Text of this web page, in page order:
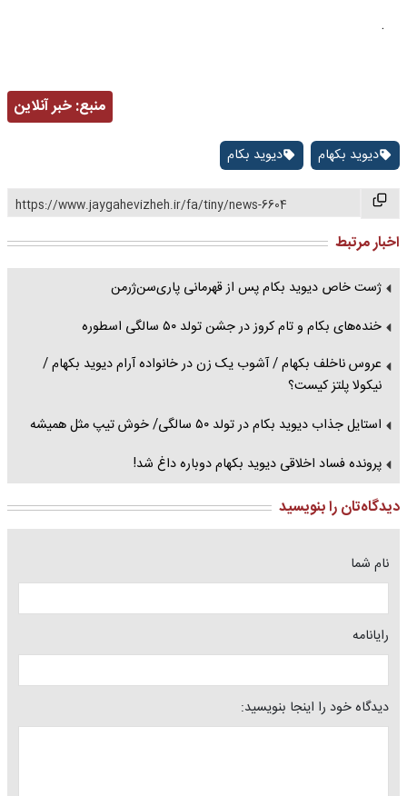
.
منبع:خبر آنلاین
دیوید بکهام دیوید بکام
https://www.jaygahevizheh.ir/fa/tiny/news-6604
اخبار مرتبط
ژست خاص دیوید بکام پس از قهرمانی پاری‌سن‌ژرمن
خنده‌های بکام و تام کروز در جشن تولد ۵۰ سالگی اسطوره
عروس ناخلف بکهام / آشوب یک زن در خانواده آرام دیوید بکهام /
نیکولا پلتز کیست؟
استایل جذاب دیوید بکام در تولد ۵۰ سالگی/ خوش تیپ مثل همیشه
پرونده فساد اخلاقی دیوید بکهام دوباره داغ شد!
دیدگاه‌تان را بنویسید
نام شما
رایانامه
دیدگاه خود را اینجا بنویسید: